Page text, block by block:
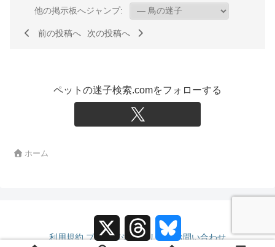
他の掲示板へジャンプ:
前の投稿へ 次の投稿へ
ペットの迷子検索.comをフォローする
ホーム
利用規約 プライバシーポリシー お問い合わせ
X
T
r
u